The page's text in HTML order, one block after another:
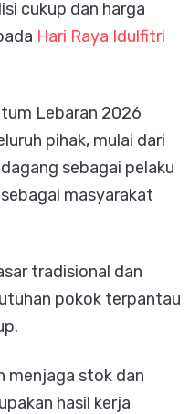
cukup dan harga
Hari Raya Idulfitri
Lebaran 2026
pihak, mulai dari
sebagai pelaku
masyarakat
tradisional dan
pokok terpantau
menjaga stok dan
hasil kerja